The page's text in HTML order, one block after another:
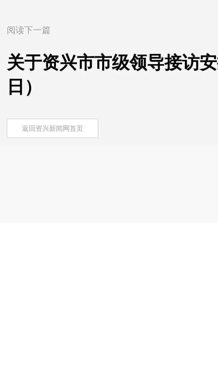
阅读下一篇
关于资兴市市级领导接访
日）
返回资兴新闻网首页